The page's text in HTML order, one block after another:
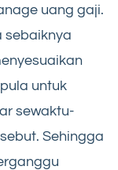
uang gaji.
sebaiknya
untuk
sewaktu-
Sehingga